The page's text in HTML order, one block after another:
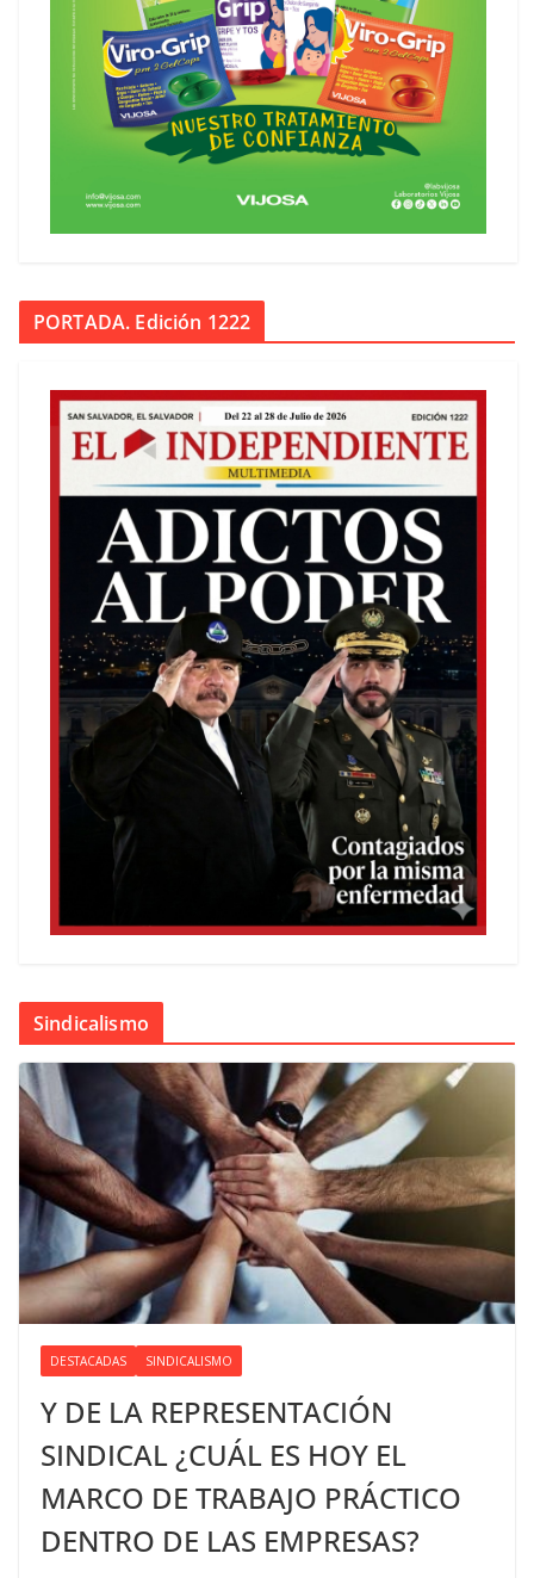
PORTADA. Edición 1222
Sindicalismo
DESTACADAS SINDICALISMO
Y DE LA REPRESENTACIÓN
SINDICAL ¿CUÁL ES HOY EL
MARCO DE TRABAJO PRÁCTICO
DENTRO DE LAS EMPRESAS?